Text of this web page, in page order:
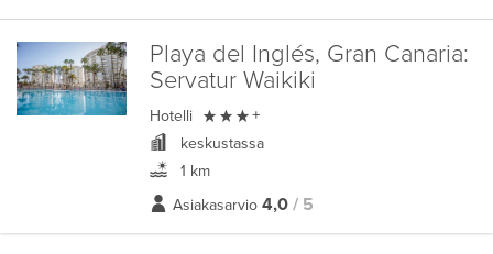
Playa del Inglés, Gran Canaria:
Servatur Waikiki
Hotelli  +
keskustassa
1 km
Asiakasarvio 4,0 / 5